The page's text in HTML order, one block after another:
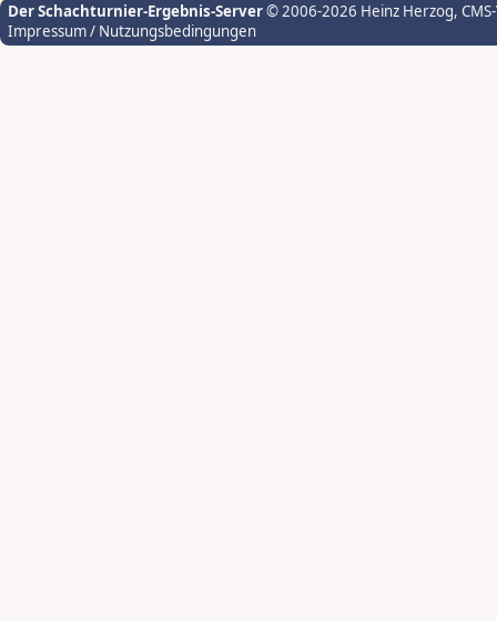
Der Schachturnier-Ergebnis-Server© 2006-2026 Heinz Herzog,
Impressum / Nutzungsbedingungen